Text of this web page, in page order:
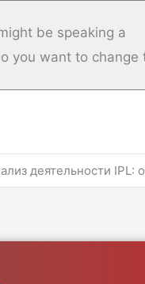
be speaking a
you want to change
деятельности IPL: